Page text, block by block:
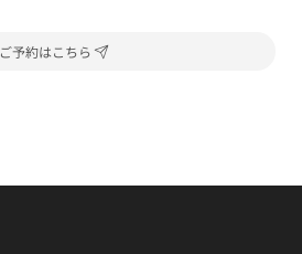
ご予約はこちら